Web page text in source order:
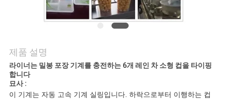
사
건
제품 설명
라이너는 밀봉 포장 기계를 충전하는 6개 레인 차 소형 컵을 타이핑
합니다
묘사 :
이 기계는 자동 고속 기계 실링입니다. 하락으로부터 이행하는 컵